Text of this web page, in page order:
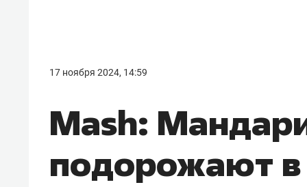
17 ноября 2024, 14:59
Mash:
подорожают в
правил, бизнес может
потерять минимум
Как бизнесу выйти на зарубежные